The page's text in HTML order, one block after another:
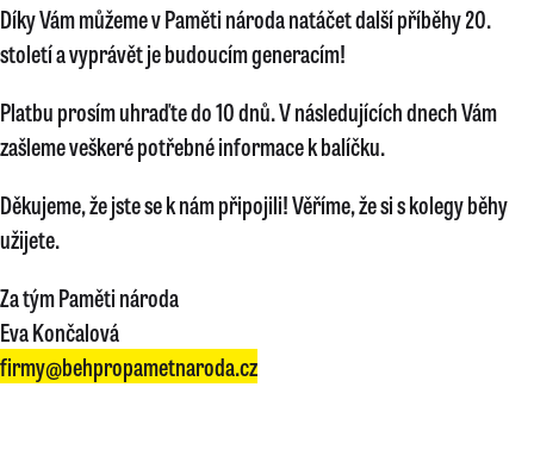
Díky Vám můžeme v Paměti národa natáčet další příběhy 20.
století a vyprávět je budoucím generacím!
Platbu prosím uhraďte do 10 dnů. V následujících dnech Vám
zašleme veškeré potřebné informace k balíčku.
Děkujeme, že jste se k nám připojili! Věříme, že si s kolegy běhy
užijete.
Za tým Paměti národa
Eva Končalová
firmy@behpropametnaroda.cz